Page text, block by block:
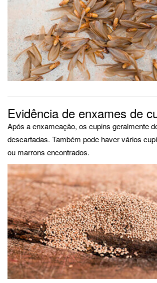
Evidência de enxames de
Após a enxameação, os cupins geralmente
descartadas. Também pode haver vários
ou marrons encontrados.